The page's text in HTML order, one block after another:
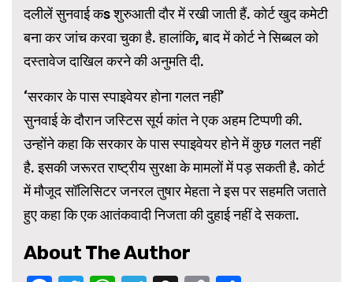
दलीलें सुनवाई कs शुरुआती दौर में रखी जाती हैं. कोर्ट खुद कमेटी
बना कर जांच करवा चुका है. हालांकि, बाद में कोर्ट ने सिब्बल को
दस्तावेज दाखिल करने की अनुमति दी.
‘सरकार के पास स्पाइवेयर होना गलत नहीं’
सुनवाई के दौरान जस्टिस सूर्य कांत ने एक अहम टिप्पणी की.
उन्होंने कहा कि सरकार के पास स्पाइवेयर होने में कुछ गलत नहीं
है. इसकी जरूरत राष्ट्रीय सुरक्षा के मामलों में पड़ सकती है. कोर्ट
में मौजूद सॉलिसिटर जनरल तुषार मेहता ने इस पर सहमति जताते
हुए कहा कि एक आतंकवादी निजता की दुहाई नहीं दे सकता.
About The Author